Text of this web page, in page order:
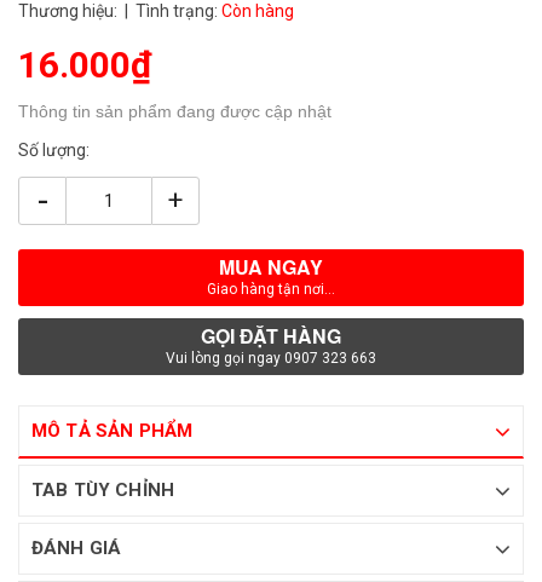
Thương hiệu: | Tình trạng: Còn hàng
16.000₫
Thông tin sản phẩm đang được cập nhật
Số lượng:
- +
MUA NGAY
Giao hàng tận nơi...
GỌI ĐẶT HÀNG
Vui lòng gọi ngay 0907 323 663
MÔ TẢ SẢN PHẨM
TAB TÙY CHỈNH
ĐÁNH GIÁ